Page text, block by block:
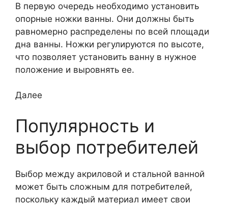
В первую очередь необходимо установить
опорные ножки ванны. Они должны быть
равномерно распределены по всей площади
дна ванны. Ножки регулируются по высоте,
что позволяет установить ванну в нужное
положение и выровнять ее.
Далее
Популярность и
выбор потребителей
Выбор между акриловой и стальной ванной
может быть сложным для потребителей,
поскольку каждый материал имеет свои